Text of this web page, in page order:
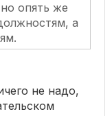
опять же
а
не надо,